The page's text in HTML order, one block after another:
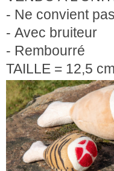
- Ne convient
- Avec bruiteur
- Rembourré
TAILLE = 12,5